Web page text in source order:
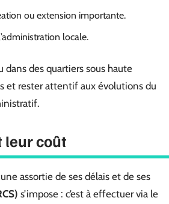
ou extension importante.
locale.
des quartiers sous haute
et rester attentif aux évolutions du
leur coût
assortie de ses délais et de ses
s’impose : c’est à effectuer via le